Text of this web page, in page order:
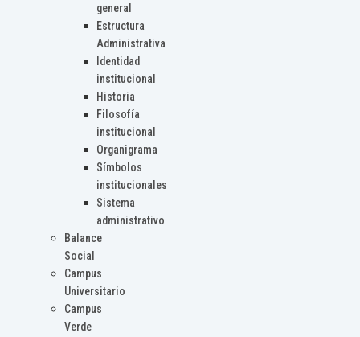
general
Estructura
Administrativa
Identidad
institucional
Historia
Filosofía
institucional
Organigrama
Símbolos
institucionales
Sistema
administrativo
Balance
Social
Campus
Universitario
Campus
Verde